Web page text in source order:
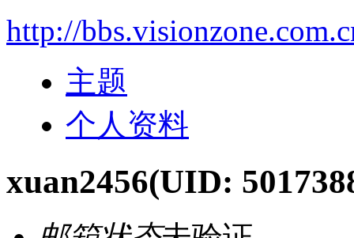
http://
主题
个人资料
xuan2456(UID: